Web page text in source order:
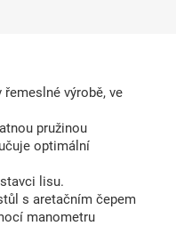
výrobě, ve
pružinou
optimální
lisu.
s aretačním čepem
manometru